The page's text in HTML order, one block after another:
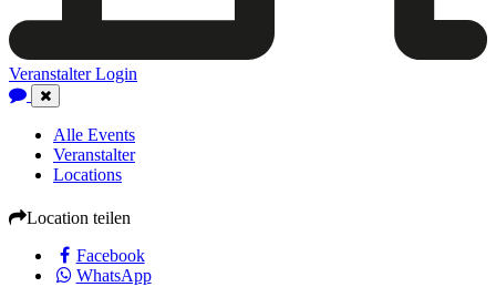
Veranstalter Login
Close
Navigation
Alle Events
Veranstalter
Locations
Location teilen
Facebook
WhatsApp